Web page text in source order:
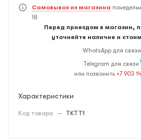
Самовывоз из магазина
18
Перед приездом в магазин,
уточняйте наличие и
WhatsApp для связи
Telegram для связи
или позвонить +7 903
Характеристики
Код товара — TKTT1